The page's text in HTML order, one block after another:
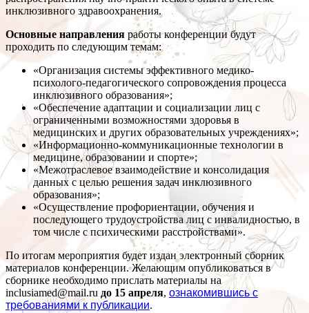
инклюзивного здравоохранения.
Основные направления работы конференции будут
проходить по следующим темам:
«Организация системы эффективного медико-
психолого-педагогического сопровождения процесса
инклюзивного образования»;
«Обеспечение адаптации и социализации лиц с
ограниченными возможностями здоровья в
медицинских и других образовательных учреждениях»;
«Информационно-коммуникационные технологии в
медицине, образовании и спорте»;
«Межотраслевое взаимодействие и консолидация
данных с целью решения задач инклюзивного
образования»;
«Осуществление профориентации, обучения и
последующего трудоустройства лиц с инвалидностью, в
том числе с психическими расстройствами».
По итогам мероприятия будет издан электронный сборник
материалов конференции. Желающим опубликоваться в
сборнике необходимо прислать материалы на
inclusiamed@mail.ru до 15 апреля, ознакомившись с
требованиями к публикации.